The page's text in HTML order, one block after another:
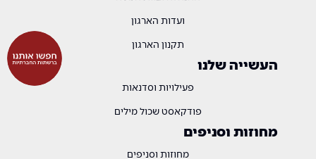
מחוזות וסניפים
מחוזות וסניפים
העשייה שלנו
פעילויות וסדנאות
פודקאסט שכול מילים
ועדות הארגון
תקנון הארגון